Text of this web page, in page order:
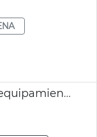
JGL Renovación vestuario equipamiento Bomberos València